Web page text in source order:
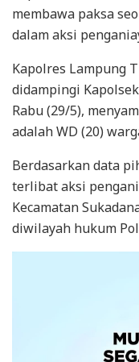
membawa paksa
dalam aksi
Kapolres Lampung
didampingi
Rabu (29/5),
adalah WD (20)
Berdasarkan data
terlibat aksi
Kecamatan
diwilayah hukum